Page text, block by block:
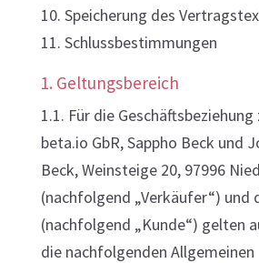
10. Speicherung des
11. Schlussbestimmungen
1. Geltungsbereich
1.1. Für die
beta.io GbR, Sappho Beck und
Beck, Weinsteige 20, 97996
(nachfolgend „Verkäufer“) und
(nachfolgend „Kunde“) gelten
die nachfolgenden Allgemeinen